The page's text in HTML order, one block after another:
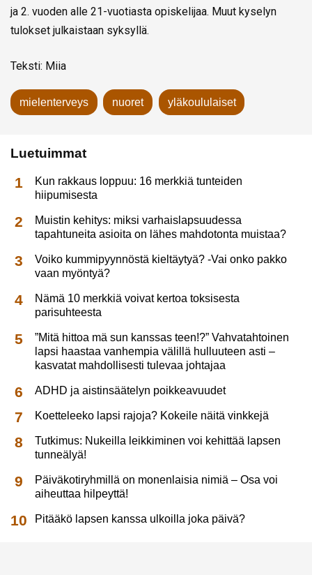
ja 2. vuoden alle 21-vuotiasta opiskelijaa. Muut kyselyn
tulokset julkaistaan syksyllä.
Teksti: Miia
mielenterveys nuoret yläkoululaiset
Luetuimmat
Kun rakkaus loppuu: 16 merkkiä tunteiden
hiipumisesta
Muistin kehitys: miksi varhaislapsuudessa
tapahtuneita asioita on lähes mahdotonta muistaa?
Voiko kummipyynnöstä kieltäytyä? -Vai onko pakko
vaan myöntyä?
Nämä 10 merkkiä voivat kertoa toksisesta
parisuhteesta
”Mitä hittoa mä sun kanssas teen!?” Vahvatahtoinen
lapsi haastaa vanhempia välillä hulluuteen asti –
kasvatat mahdollisesti tulevaa johtajaa
ADHD ja aistinsäätelyn poikkeavuudet
Koetteleeko lapsi rajoja? Kokeile näitä vinkkejä
Tutkimus: Nukeilla leikkiminen voi kehittää lapsen
tunneälyä!
Päiväkotiryhmillä on monenlaisia nimiä – Osa voi
aiheuttaa hilpeyttä!
Pitääkö lapsen kanssa ulkoilla joka päivä?